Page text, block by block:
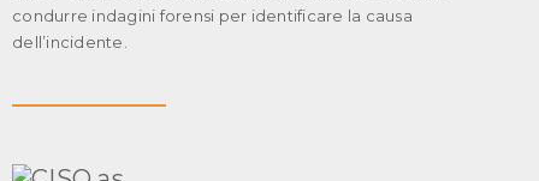
condurre indagini forensi per identificare la causa
dell’incidente.